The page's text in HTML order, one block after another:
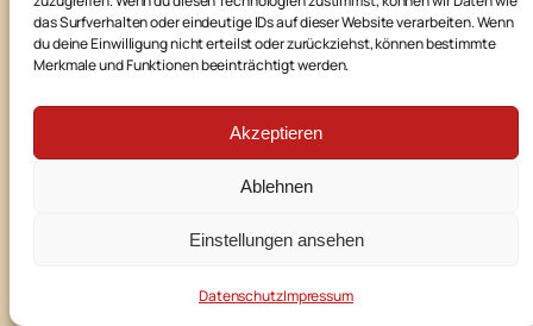
das Surfverhalten oder eindeutige IDs auf dieser Website verarbeiten. Wenn
du deine Einwilligung nicht erteilst oder zurückziehst, können bestimmte
Merkmale und Funktionen beeinträchtigt werden.
Akzeptieren
Ablehnen
Einstellungen ansehen
DatenschutzImpressum